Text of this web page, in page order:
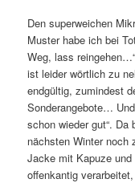
Den superweichen
Muster habe ich bei
Weg, lass
ist leider wörtlich zu
endgültig, zumindest
Sonderangebote…
schon wieder gut“.
nächsten Winter noch
Jacke mit Kapuze
offenkantig